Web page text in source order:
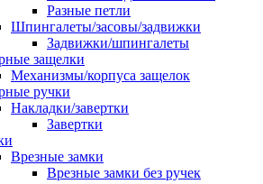
Разные петли
Шпингалеты/засовы/задвижки
Задвижки/шпингалеты
защелки
Механизмы/корпуса защелок
ручки
Накладки/завертки
Завертки
Врезные замки
Врезные замки без ручек